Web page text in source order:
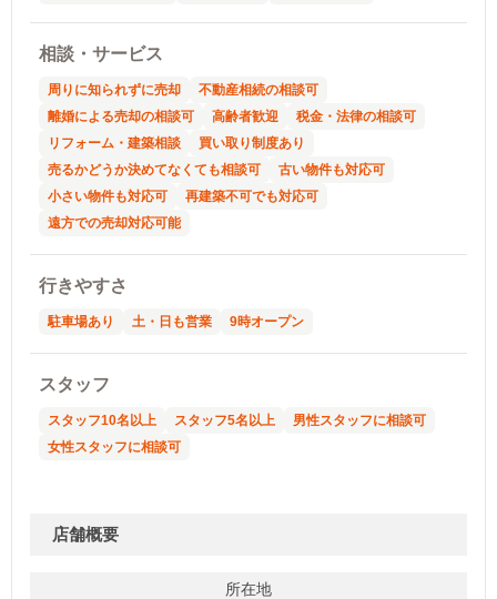
相談・サービス
周りに知られずに売却
不動産相続の相談可
離婚による売却の相談可
高齢者歓迎
税金・法律の相談可
リフォーム・建築相談
買い取り制度あり
売るかどうか決めてなくても相談可
古い物件も対応可
小さい物件も対応可
再建築不可でも対応可
遠方での売却対応可能
行きやすさ
駐車場あり 土・日も営業 9時オープン
スタッフ
スタッフ10名以上 スタッフ5名以上
男性スタッフに相談可
女性スタッフに相談可
店舗概要
所在地